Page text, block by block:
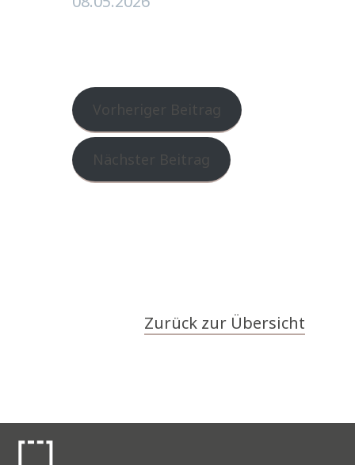
Vorheriger Beitrag
Nächster Beitrag
Zurück zur Übersicht